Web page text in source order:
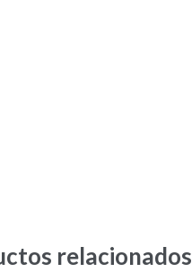
relacionados